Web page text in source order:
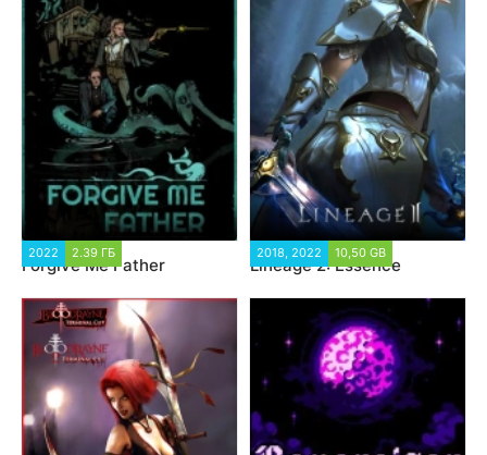
2022 2.39 ГБ
Forgive Me Father
2018, 2022 10,50 GB
Lineage 2: Essence